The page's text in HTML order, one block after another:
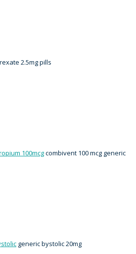
2.5mg pills
100mcgcombivent 100 mcg generic
generic bystolic 20mg